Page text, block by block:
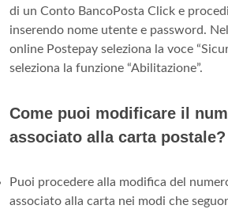
di un Conto BancoPosta Click e
inserendo nome utente e password.
online Postepay seleziona la voce
seleziona la funzione “Abilitazione”.
Come puoi modificare il
associato alla carta postale?
Puoi procedere alla modifica del
associato alla carta nei modi che